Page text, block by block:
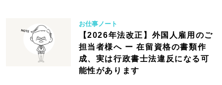
お仕事ノート
【2026年法改正】外国人雇用のご
担当者様へ ー 在留資格の書類作
成、実は行政書士法違反になる可
能性があります